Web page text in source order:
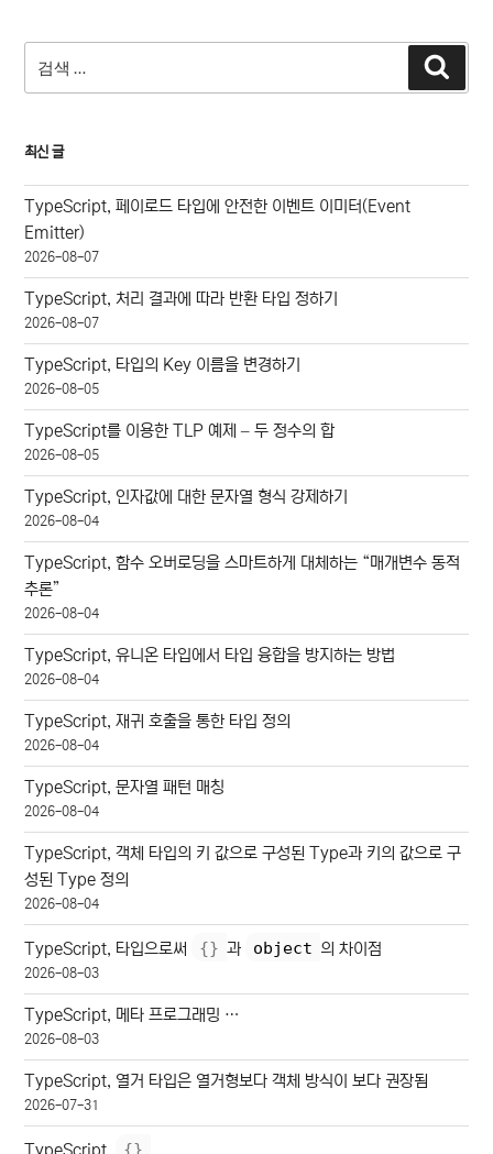
색:
색
최신 글
TypeScript, 페이로드 타입에 안전한 이벤트 이미터(Event
Emitter)
2026-08-07
TypeScript, 처리 결과에 따라 반환 타입 정하기
2026-08-07
TypeScript, 타입의 Key 이름을 변경하기
2026-08-05
TypeScript를 이용한 TLP 예제 – 두 정수의 합
2026-08-05
TypeScript, 인자값에 대한 문자열 형식 강제하기
2026-08-04
TypeScript, 함수 오버로딩을 스마트하게 대체하는 “매개변수 동적
추론”
2026-08-04
TypeScript, 유니온 타입에서 타입 융합을 방지하는 방법
2026-08-04
TypeScript, 재귀 호출을 통한 타입 정의
2026-08-04
TypeScript, 문자열 패턴 매칭
2026-08-04
TypeScript, 객체 타입의 키 값으로 구성된 Type과 키의 값으로 구
성된 Type 정의
2026-08-04
TypeScript, 타입으로써 {} 과 object 의 차이점
2026-08-03
TypeScript, 메타 프로그래밍 …
2026-08-03
TypeScript, 열거 타입은 열거형보다 객체 방식이 보다 권장됨
2026-07-31
{}